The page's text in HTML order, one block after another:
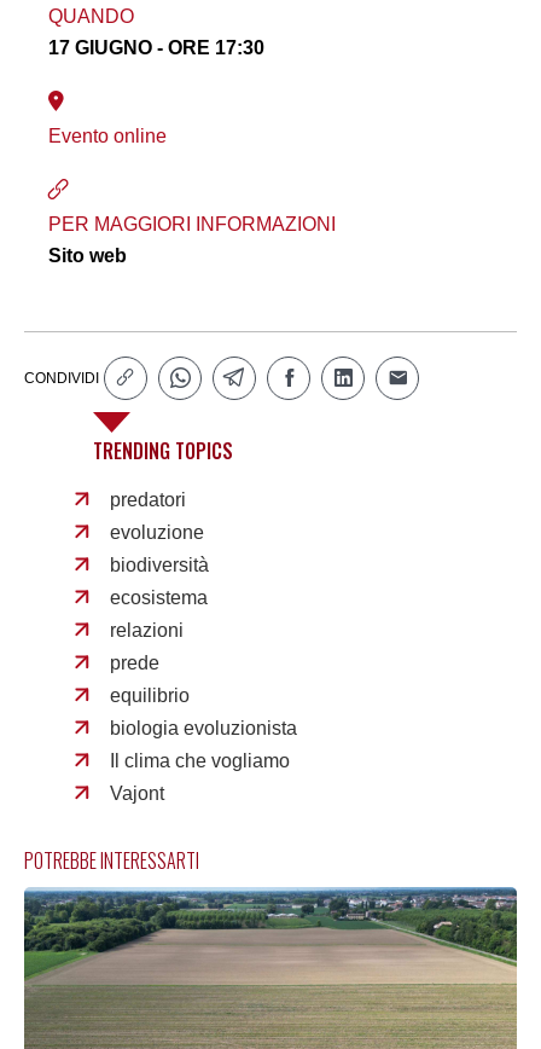
QUANDO
17 GIUGNO - ORE 17:30
Evento online
PER MAGGIORI INFORMAZIONI
Sito web
CONDIVIDI
TRENDING TOPICS
predatori
evoluzione
biodiversità
ecosistema
relazioni
prede
equilibrio
biologia evoluzionista
Il clima che vogliamo
Vajont
POTREBBE INTERESSARTI